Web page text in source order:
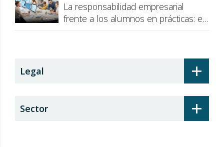
La responsabilidad empresarial
frente a los alumnos en prácticas: el
+
Legal
+
Sector